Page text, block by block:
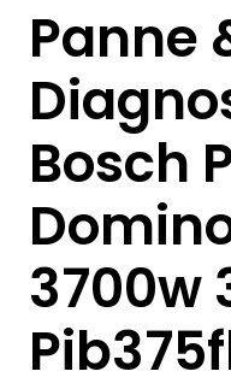
Panne
Bosch
3700w